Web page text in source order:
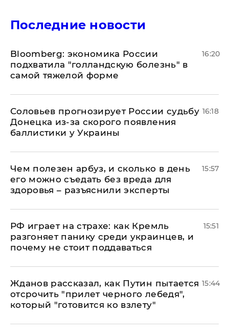
Последние новости
Bloomberg: экономика России
подхватила "голландскую болезнь" в
самой тяжелой форме
16:20
Соловьев прогнозирует России судьбу
Донецка из-за скорого появления
баллистики у Украины
16:18
Чем полезен арбуз, и сколько в день
его можно съедать без вреда для
здоровья – разъяснили эксперты
15:57
РФ играет на страхе: как Кремль
разгоняет панику среди украинцев, и
почему не стоит поддаваться
15:51
Жданов рассказал, как Путин пытается
отсрочить "прилет черного лебедя",
который "готовится ко взлету"
15:44